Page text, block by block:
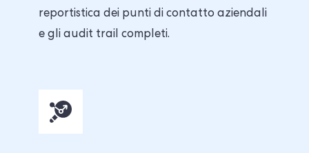
reportistica dei punti di contatto aziendali
e gli audit trail completi.